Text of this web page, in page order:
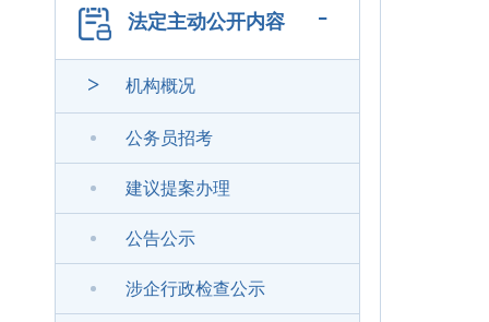
法定主动公开内容 -
> 机构概况
公务员招考
建议提案办理
公告公示
涉企行政检查公示